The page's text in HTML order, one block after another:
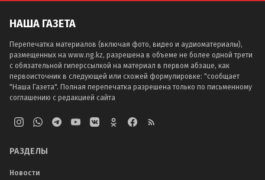
НАША ГАЗЕТА
Перепечатка материалов (включая фото, видео и аудиоматериалы),
размещенных на www.ng.kz, разрешена в объеме не более одной трети
с обязательной гиперссылкой на материал в первом абзаце, как
первоисточник в следующей или схожей формулировке: "сообщает
"Наша Газета". Полная перепечатка разрешена только по письменному
соглашению с редакцией сайта
РАЗДЕЛЫ
Новости